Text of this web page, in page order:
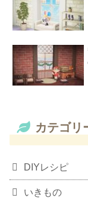
カテゴリ
DIYレシピ
いきもの